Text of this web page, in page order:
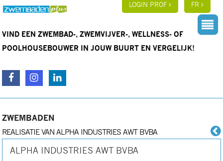
LOGIN PROF FR
VIND EEN ZWEMBAD-, ZWEMVIJVER-, WELLNESS- OF
POOLHOUSEBOUWER IN JOUW BUURT EN VERGELIJK!
ZWEMBADEN
REALISATIE VAN ALPHA INDUSTRIES AWT BVBA
ALPHA INDUSTRIES AWT BVBA